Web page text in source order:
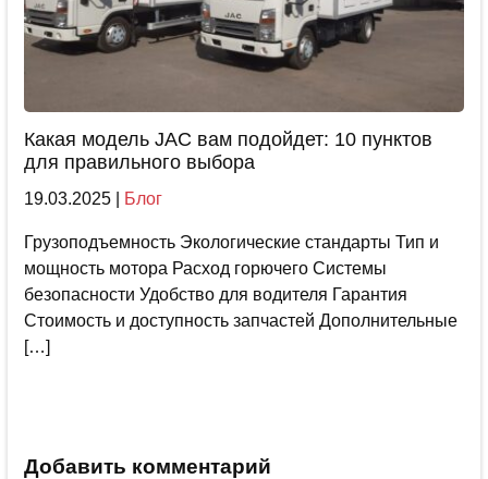
Какая модель JAC вам подойдет: 10 пунктов
для правильного выбора
19.03.2025 Блог
Грузоподъемность Экологические стандарты Тип и
мощность мотора Расход горючего Системы
безопасности Удобство для водителя Гарантия
Стоимость и доступность запчастей Дополнительные
[…]
Добавить комментарий